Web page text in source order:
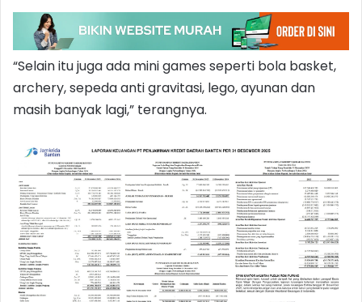
“Selain itu juga ada mini games seperti bola basket,
archery, sepeda anti gravitasi, lego, ayunan dan
masih banyak lagi,” terangnya.